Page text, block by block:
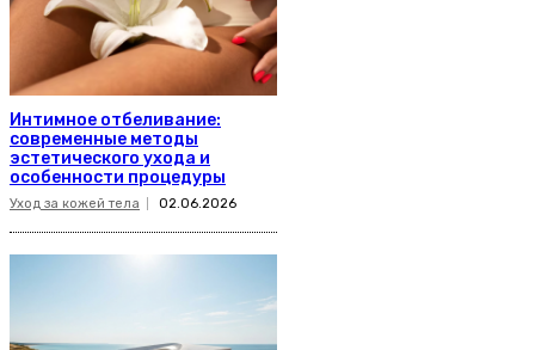
Интимное отбеливание:
современные методы
эстетического ухода и
особенности процедуры
Уход за кожей тела 02.06.2026